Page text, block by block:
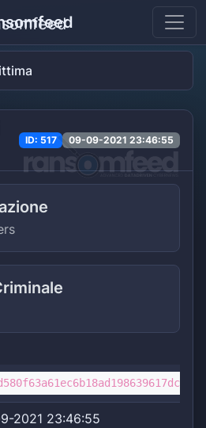
ID: 517 09-09-2021 23:46:55
2021 23:46:55